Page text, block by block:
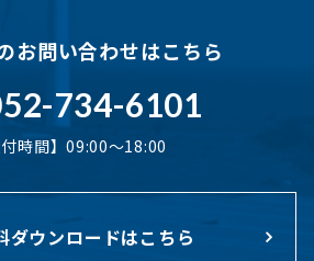
お問い合わせはこちら
734-6101
付時間】09:00〜18:00
ダウンロードはこちら